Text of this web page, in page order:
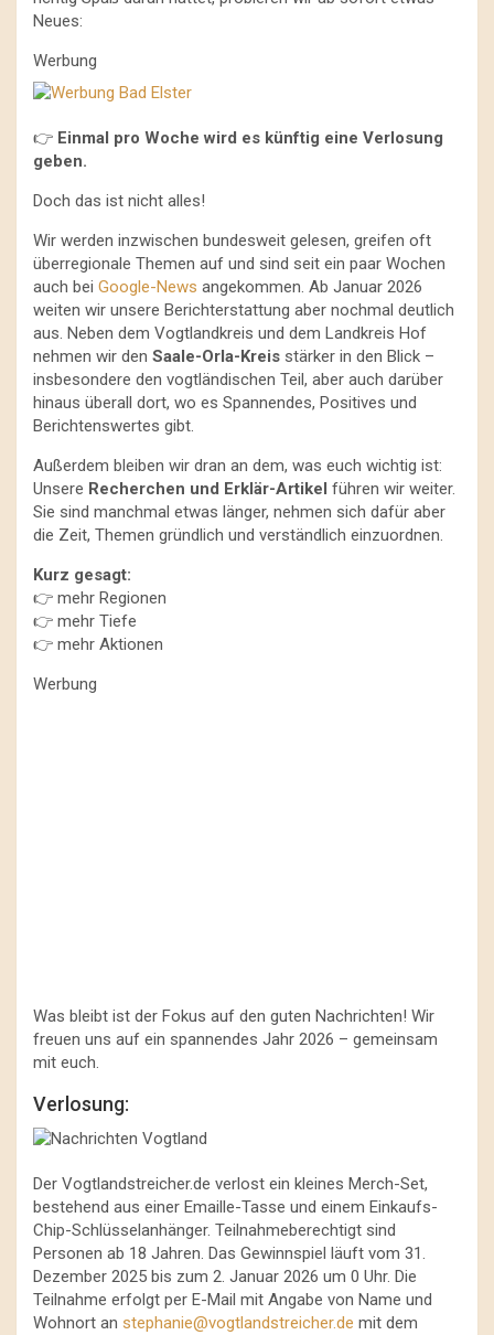
Neues:
Werbung
👉 Einmal pro Woche wird es künftig eine Verlosung
geben.
Doch das ist nicht alles!
Wir werden inzwischen bundesweit gelesen, greifen oft
überregionale Themen auf und sind seit ein paar Wochen
auch bei Google-News angekommen. Ab Januar 2026
weiten wir unsere Berichterstattung aber nochmal deutlich
aus. Neben dem Vogtlandkreis und dem Landkreis Hof
nehmen wir den Saale-Orla-Kreis stärker in den Blick –
insbesondere den vogtländischen Teil, aber auch darüber
hinaus überall dort, wo es Spannendes, Positives und
Berichtenswertes gibt.
Außerdem bleiben wir dran an dem, was euch wichtig ist:
Unsere Recherchen und Erklär-Artikel führen wir weiter.
Sie sind manchmal etwas länger, nehmen sich dafür aber
die Zeit, Themen gründlich und verständlich einzuordnen.
Kurz gesagt:
👉 mehr Regionen
👉 mehr Tiefe
👉 mehr Aktionen
Werbung
Was bleibt ist der Fokus auf den guten Nachrichten! Wir
freuen uns auf ein spannendes Jahr 2026 – gemeinsam
mit euch.
Verlosung:
Der Vogtlandstreicher.de verlost ein kleines Merch-Set,
bestehend aus einer Emaille-Tasse und einem Einkaufs-
Chip-Schlüsselanhänger. Teilnahmeberechtigt sind
Personen ab 18 Jahren. Das Gewinnspiel läuft vom 31.
Dezember 2025 bis zum 2. Januar 2026 um 0 Uhr. Die
Teilnahme erfolgt per E-Mail mit Angabe von Name und
Wohnort an stephanie@vogtlandstreicher.de mit dem